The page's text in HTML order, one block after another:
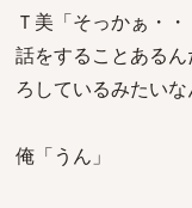
Ｔ美「そっかぁ・
話をすることある
ろしているみたいな
俺「うん」